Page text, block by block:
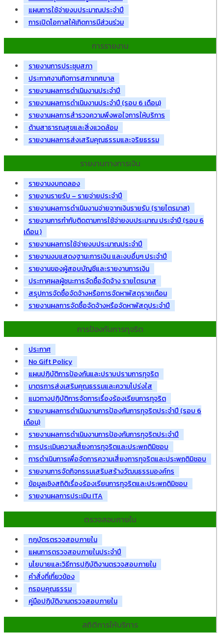
แผนการใช้จ่ายงบประมาณประจำปี
การเปิดโอกาสให้เกิดการมีส่วนร่วม
การรายงาน
รายงานการประชุมสภา
ประกาศงานกิจการสภาเทศบาล
รายงานผลการดำเนินงานประจำปี
รายงานผลการดำเนินงานประจำปี (รอบ 6 เดือน)
รายงานผลการสำรวจความพึงพอใจการให้บริการ
ด้านสาธารณสุขและสิ่งแวดล้อม
รายงานผลการส่งเสริมคุณธรรมและจริยธรรม
รายงานทางการเงิน
รายงานงบทดลอง
รายงานรายรับ – รายจ่ายประจำปี
รายงานผลการดำเนินงานจ่ายจากเงินรายรับ (รายไตรมาส)
รายงานการกำกับติดตามการใช้จ่ายงบประมาณ ประจำปี (รอบ 6
เดือน )
รายงานผลการใช้จ่ายงบประมาณประจำปี
รายงานงบแสดงฐานะการเงิน และงบอื่นๆ ประจำปี
รายงานของผู้สอบบัญชีและรายงานการเงิน
ประกาศผลผู้ชนะการจัดซื้อจัดจ้าง รายไตรมาส
สรุปการจัดซื้อจัดจ้างหรือการจัดหาพัสดุรายเดือน
รายงานผลการจัดซื้อจัดจ้างหรือจัดหาพัสดุประจำปี
การป้องกันการทุจริต
ประกาศ
No Gift Policy
แผนปฏิบัติการป้องกันและปราบปรามการทุจริต
มาตรการส่งเสริมคุณธรรมและความโปร่งใส
แนวทางปฏิบัติการจัดการเรื่องร้องเรียนการทุจริต
รายงานผลการดำเนินงานการป้องกันการทุจริตประจำปี (รอบ 6
เดือน)
รายงานผลการดำเนินงานการป้องกันการทุจริตประจำปี
การประเมินความเสี่ยงการทุจริตและประพฤติมิชอบ
การดำเนินการเพื่อจัดการความเสี่ยงการทุจริตและประพฤติมิชอบ
รายงานการจัดกิจกรรมเสริมสร้างวัฒนธรรมองค์กร
ข้อมูลเชิงสถิติเรื่องร้องเรียนการทุจริตและประพฤติมิชอบ
รายงานผลการประเมิน ITA
ตรวจสอบภายใน
กฎบัตรตรวจสอบภายใน
แผนการตรวจสอบภายในประจำปี
นโยบายและวิธีการปฏิบัติงานตรวจสอบภายใน
คำสั่งที่เกี่ยวข้อง
กรอบคุณธรรม
คู่มือปฏิบัติงานตรวจสอบภายใน
สถิติการให้บริการ